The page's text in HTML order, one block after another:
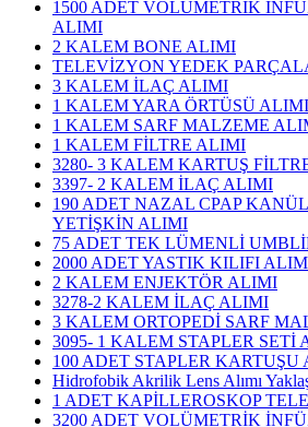
1500 ADET VOLÜMETRİK
ALIMI
2 KALEM BONE ALIMI
TELEVİZYON YEDEK
3 KALEM İLAÇ ALIMI
1 KALEM YARA ÖRTÜSÜ ALIMI
1 KALEM SARF MALZEME
1 KALEM FİLTRE ALIMI
3280- 3 KALEM KARTUŞ
3397- 2 KALEM İLAÇ ALIMI
190 ADET NAZAL CPAP
YETİŞKİN ALIMI
75 ADET TEK LÜMENLİ
2000 ADET YASTIK KILIFI
2 KALEM ENJEKTÖR ALIMI
3278-2 KALEM İLAÇ ALIMI
3 KALEM ORTOPEDİ SARF
3095- 1 KALEM STAPLER SETİ
100 ADET STAPLER KARTUŞU
Hidrofobik Akrilik Lens Alımı
1 ADET KAPİLLEROSKOP
3200 ADET VOLÜMETRİK